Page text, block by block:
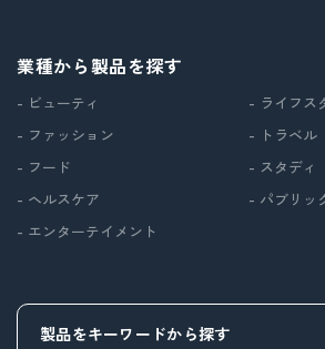
業種から製品を探す
- ビューティ
- ファッション
- フード
- ヘルスケア
- エンターテイメント
- ライフス
- トラベル
- スタディ
- パブリッ